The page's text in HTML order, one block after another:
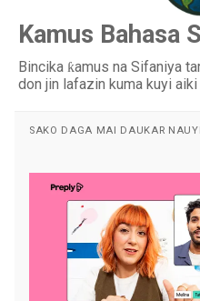
Kamus Bahasa
Bincika ƙamus na Sifaniya
don jin lafazin kuma kuyi
SAKO DAGA MAI DAUKAR